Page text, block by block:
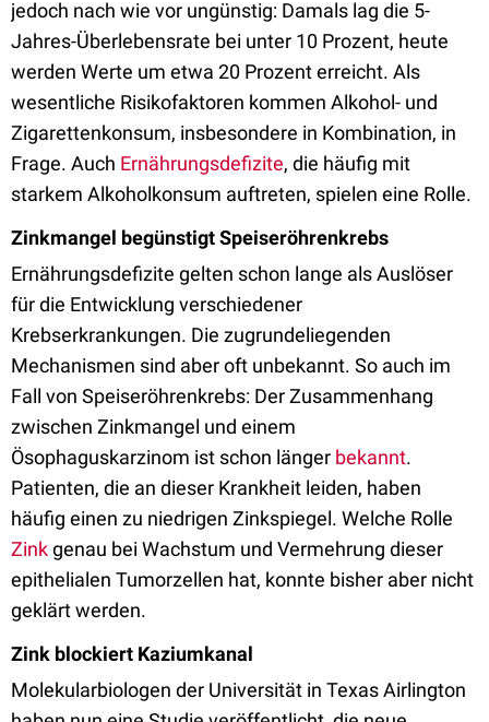
jedoch nach wie vor ungünstig: Damals lag die 5-
Jahres-Überlebensrate bei unter 10 Prozent, heute
werden Werte um etwa 20 Prozent erreicht. Als
wesentliche Risikofaktoren kommen Alkohol- und
Zigarettenkonsum, insbesondere in Kombination, in
Frage. Auch Ernährungsdefizite, die häufig mit
starkem Alkoholkonsum auftreten, spielen eine Rolle.
Zinkmangel begünstigt Speiseröhrenkrebs
Ernährungsdefizite gelten schon lange als Auslöser
für die Entwicklung verschiedener
Krebserkrankungen. Die zugrundeliegenden
Mechanismen sind aber oft unbekannt. So auch im
Fall von Speiseröhrenkrebs: Der Zusammenhang
zwischen Zinkmangel und einem
Ösophaguskarzinom ist schon länger bekannt.
Patienten, die an dieser Krankheit leiden, haben
häufig einen zu niedrigen Zinkspiegel. Welche Rolle
Zinkgenau bei Wachstum und Vermehrung dieser
epithelialen Tumorzellen hat, konnte bisher aber nicht
geklärt werden.
Zink blockiert Kaziumkanal
Molekularbiologen der Universität in Texas Airlington